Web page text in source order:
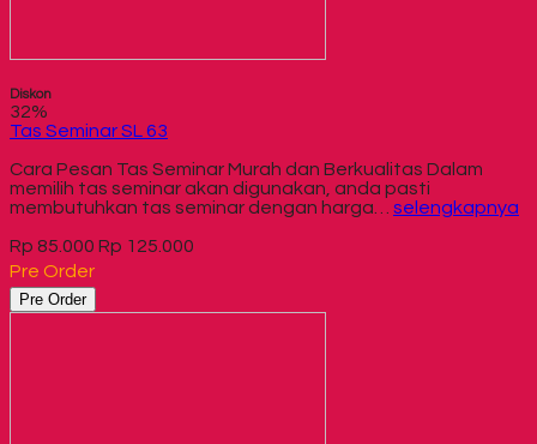
Diskon
32%
Tas Seminar SL 63
Cara Pesan Tas Seminar Murah dan Berkualitas Dalam
memilih tas seminar akan digunakan, anda pasti
membutuhkan tas seminar dengan harga… selengkapnya
Rp 85.000 Rp 125.000
Pre Order
Pre Order